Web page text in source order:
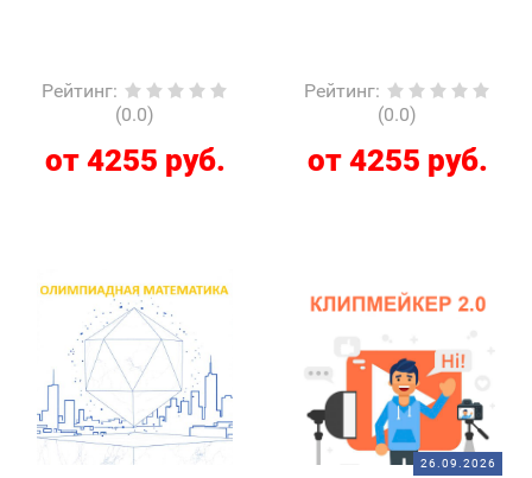
Рейтинг:
(0.0)
от 4255 руб.
Рейтинг:
(0.0)
от 4255 руб.
26.09.2026